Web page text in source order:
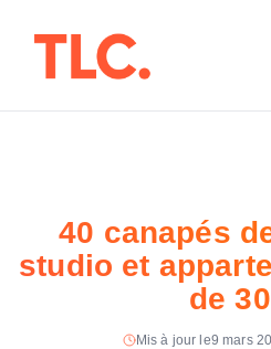
40 canapés
studio et
de
Mis à jour le9 mars